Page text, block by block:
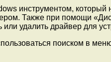
инструментом, который
Также при помощи
удалить драйвер для
поиском в